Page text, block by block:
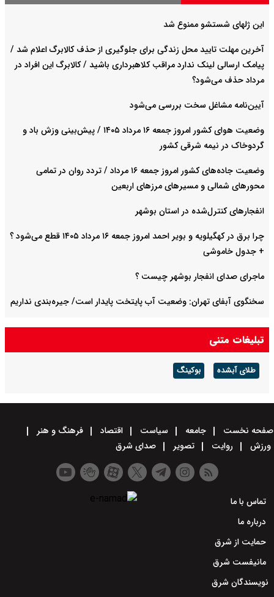
این ژلهای شستشو ممنوع شد
آخرین مهلت تایید محل زندگی برای جلوگیری از حذف کالابرگ اعلام شد /
پیامک ارسالی لینک ندارد مراقب کلاهبرداری باشید / کالابرگ این افراد در
مرداد حذف می‌شود؟
آیین‌نامه مشاغل سخت بررسی می‌شود
وضعیت هوای کشور امروز جمعه ۱۶ مرداد ۱۴۰۵ / پیش‌بینی وزش باد و
گردوخاک در نیمه شرقی کشور
وضعیت جاده‌های کشور امروز جمعه ۱۶ مرداد / تردد روان در تمامی
محورهای شمالی و مسیرهای مرزهای اربعین
انفجارهای کنترل‌شده در استان بوشهر
چرا برق در کهگیلویه و بویر احمد امروز جمعه ۱۶ مرداد ۱۴۰۵ قطع می‌شود ؟
+ جدول خاموشی
ماجرای صدای انفجار بوشهر چیست ؟
سخنگوی آبفای تهران: وضعیت آب پایتخت پایدار است/ جیره‌بندی نداریم
پیش بینی هوای کرمان فردا ۱۶ مرداد ۱۴۰۵/ وزش باد شدید و رگبار باران در
پیش است
تبلیغات متنی
طلای آبشده بوکینگ
صفحه نخست جامعه سیاست اقتصاد
فرهنگ و هنر
ورزش
روایت تصویر صدای شرق
تماس با ما
درباره ما
حمایت از شرق
مانیفست شرق
نویسندگان شرق